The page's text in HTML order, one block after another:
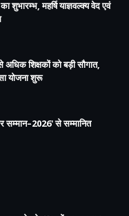
शुभारम्भ, महर्षि याज्ञवल्क्य वेद एवं
शिक्षकों को बड़ी सौगात,
योजना शुरू
सम्मान–2026' से सम्मानित